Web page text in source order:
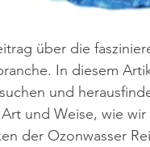
über die
In diesem
und
und Weise, wie
der Ozonwasser